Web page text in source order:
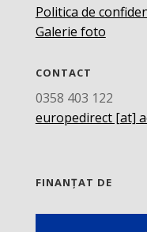
Politica de
Galerie foto
CONTACT
0358 403 122
europedirect [at]
FINANȚAT DE